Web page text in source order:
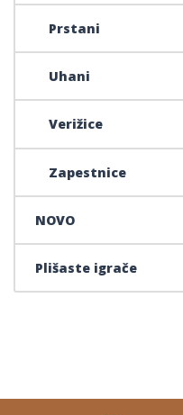
Prstani
Uhani
Verižice
Zapestnice
NOVO
Plišaste igrače